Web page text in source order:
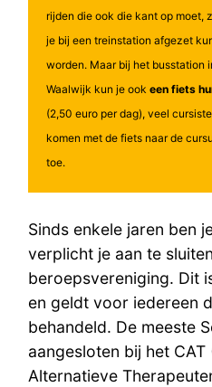
rijden die ook die kant op moet,
je bij een treinstation afgezet
worden. Maar bij het busstation
Waalwijk kun je ookeen fiets
(2,50 euro per dag), veel
komen met de fiets naar de
toe.
Sinds enkele jaren ben
verplicht je aan te
beroepsvereniging. Dit
en geldt voor iedereen
behandeld. De meeste
aangesloten bij het
Alternatieve